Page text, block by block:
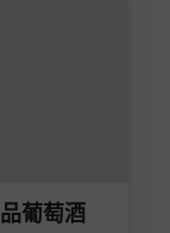
葡萄酒